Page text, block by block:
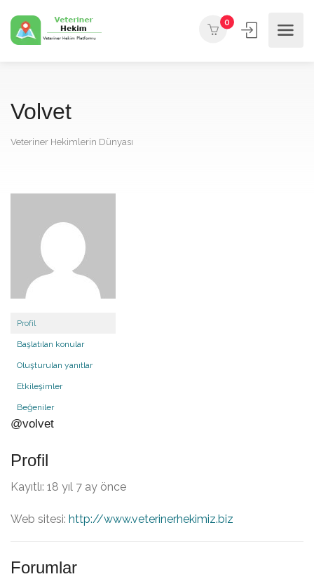
0
Volvet
Veteriner Hekimlerin Dünyası
Profil
Başlatılan konular
Oluşturulan yanıtlar
Etkileşimler
Beğeniler
@volvet
Profil
Kayıtlı: 18 yıl 7 ay önce
Web sitesi: http://www.veterinerhekimiz.biz
Forumlar